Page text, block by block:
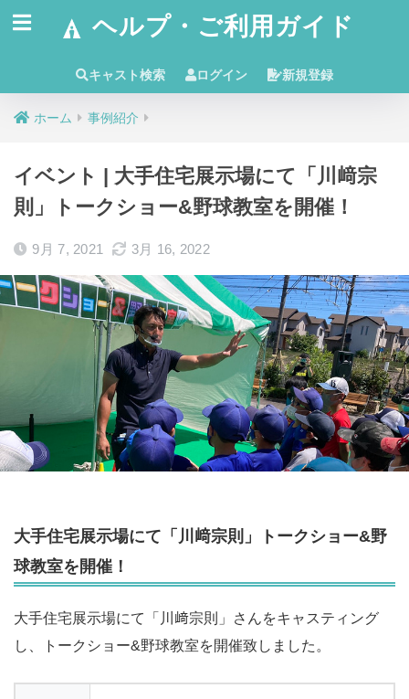
ヘルプ・ご利用ガイド
キャスト検索 ログイン 新規登録
ホーム 事例紹介
イベント | 大手住宅展示場にて「川﨑宗
則」トークショー&野球教室を開催！
9月 7, 2021 3月 16, 2022
大手住宅展示場にて「川﨑宗則」トークショー&野
球教室を開催！
大手住宅展示場にて「川﨑宗則」さんをキャスティング
し、トークショー&野球教室を開催致しました。